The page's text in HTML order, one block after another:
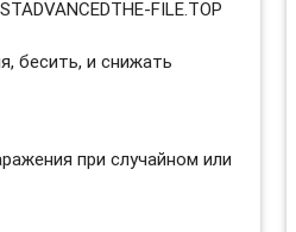
FILE.TOP
бесить, и снижать
при случайном или